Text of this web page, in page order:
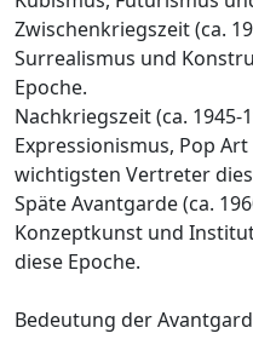
Zwischenkriegszeit (ca.
Surrealismus und
Epoche.
Nachkriegszeit (ca. 1945-
Expressionismus, Pop
wichtigsten Vertreter
Späte Avantgarde (ca.
Konzeptkunst und
diese Epoche.
Bedeutung der